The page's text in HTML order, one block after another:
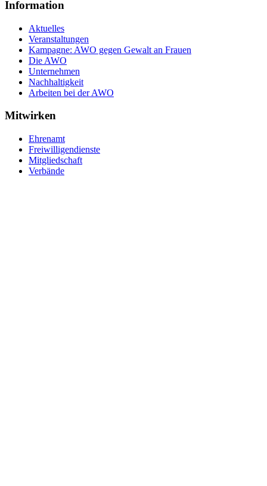
Information
Aktuelles
Veranstaltungen
Kampagne: AWO gegen Gewalt an Frauen
Die AWO
Unternehmen
Nachhaltigkeit
Arbeiten bei der AWO
Mitwirken
Ehrenamt
Freiwilligendienste
Mitgliedschaft
Verbände